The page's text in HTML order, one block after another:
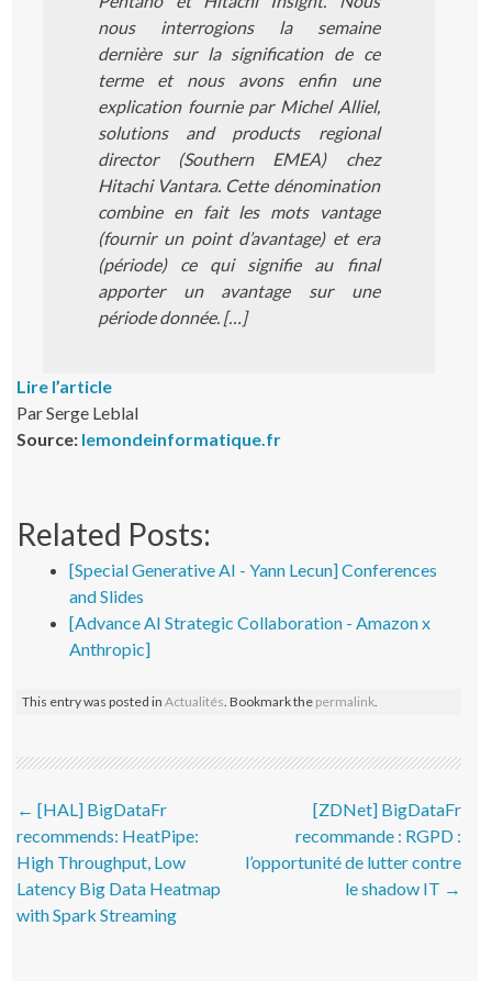
nous interrogions la semaine
dernière sur la signification de ce
terme et nous avons enfin une
explication fournie par Michel Alliel,
solutions and products regional
director (Southern EMEA) chez
Hitachi Vantara. Cette dénomination
combine en fait les mots vantage
(fournir un point d’avantage) et era
(période) ce qui signifie au final
apporter un avantage sur une
période donnée. […]
Lire l’article
Par Serge Leblal
Source: lemondeinformatique.fr
Related Posts:
[Special Generative AI - Yann Lecun] Conferences
and Slides
[Advance AI Strategic Collaboration - Amazon x
Anthropic]
This entry was posted inActualités. Bookmark the permalink.
Post navigation
← [HAL] BigDataFr
recommends: HeatPipe:
High Throughput, Low
Latency Big Data Heatmap
with Spark Streaming
[ZDNet] BigDataFr
recommande : RGPD :
l’opportunité de lutter contre
le shadow IT →